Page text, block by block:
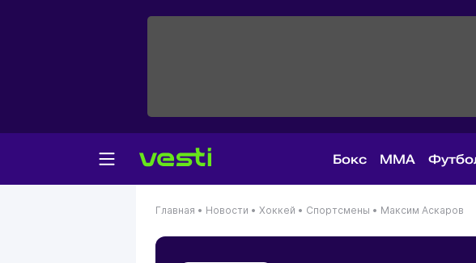
Бокс MMA
Главная • Новости • Хоккей • Спортсмены • Максим Аскаров